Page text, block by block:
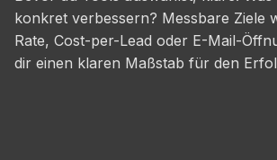
konkret verbessern? Messbare Ziele
Rate, Cost-per-Lead oder E-Mail-
dir einen klaren Maßstab für den